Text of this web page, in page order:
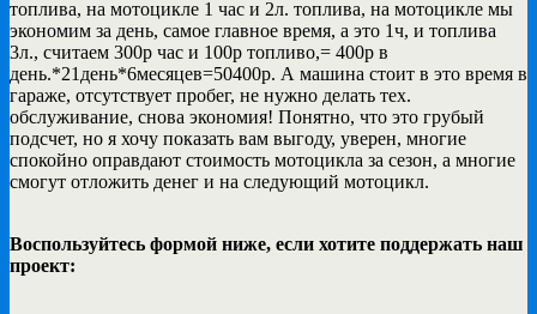
топлива, на мотоцикле 1 час и 2л. топлива, на мотоцикле мы
экономим за день, самое главное время, а это 1ч, и топлива
3л., считаем 300р час и 100р топливо,= 400р в
день.*21день*6месяцев=50400р. А машина стоит в это время в
гараже, отсутствует пробег, не нужно делать тех.
обслуживание, снова экономия! Понятно, что это грубый
подсчет, но я хочу показать вам выгоду, уверен, многие
спокойно оправдают стоимость мотоцикла за сезон, а многие
смогут отложить денег и на следующий мотоцикл.
Воспользуйтесь формой ниже, если хотите поддержать наш
проект: